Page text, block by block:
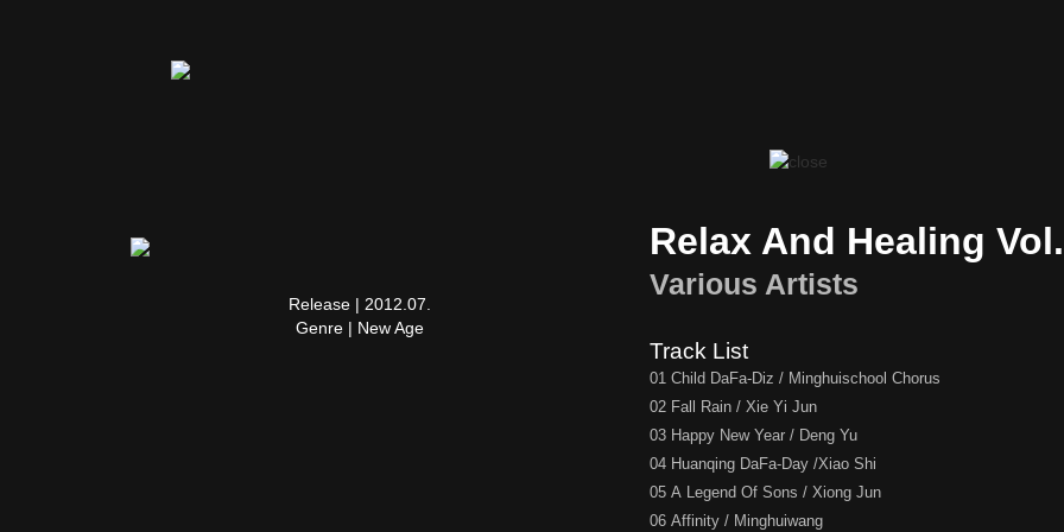
Release | 2012.07.
Genre | New Age
Relax And Healing
Various Artists
Track List
01 Child DaFa-Diz / Minghuischool Chorus
02 Fall Rain / Xie Yi Jun
03 Happy New Year / Deng Yu
04 Huanqing DaFa-Day /Xiao Shi
05 A Legend Of Sons / Xiong Jun
06 Affinity / Minghuiwang